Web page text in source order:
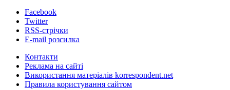
Facebook
Twitter
RSS-стрічки
E-mail розсилка
Контакти
Реклама на сайті
Використання матеріалів korrespondent.net
Правила користування сайтом